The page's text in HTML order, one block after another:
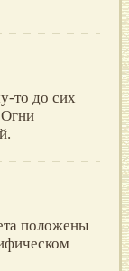
то до сих
положены